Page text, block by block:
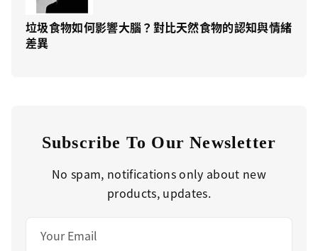
垃圾食物如何影響大腦？對比天然食物的認知與情緒
差異
Subscribe To Our Newsletter
No spam, notifications only about new
products, updates.